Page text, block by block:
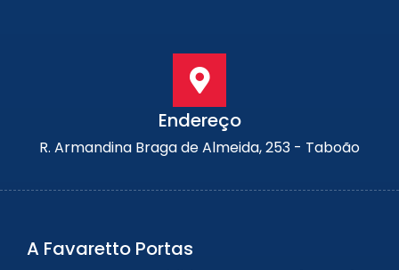
Endereço
R. Armandina Braga de Almeida, 253 - Taboão
A Favaretto Portas